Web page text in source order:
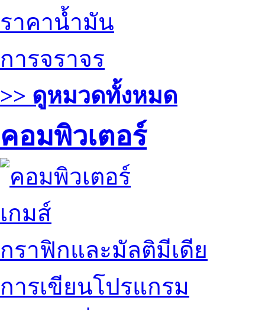
ราคาน้ำมัน
การจราจร
>> ดูหมวดทั้งหมด
คอมพิวเตอร์
เกมส์
กราฟิกและมัลติมีเดีย
การเขียนโปรแกรม